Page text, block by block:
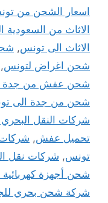
اسعار الشحن من
الاثاث من السعودية
الاثاث الى تونس,
شحن اغراض لتونس,
شحن عفش من جدة
شحن من جدة الى
شركات النقل
تحميل عفش,
تونس, شركات نقل
شحن أجهزة
شركة شحن بحري